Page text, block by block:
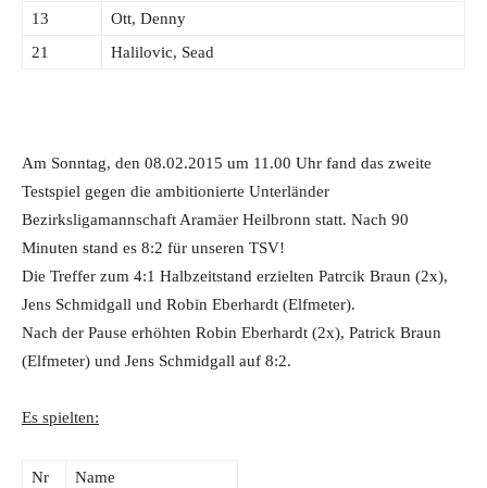
13
Ott, Denny
21
Halilovic, Sead
Am Sonntag, den 08.02.2015 um 11.00 Uhr fand das zweite
Testspiel gegen die ambitionierte Unterländer
Bezirksligamannschaft Aramäer Heilbronn statt. Nach 90
Minuten stand es 8:2 für unseren TSV!
Die Treffer zum 4:1 Halbzeitstand erzielten Patrcik Braun (2x),
Jens Schmidgall und Robin Eberhardt (Elfmeter).
Nach der Pause erhöhten Robin Eberhardt (2x), Patrick Braun
(Elfmeter) und Jens Schmidgall auf 8:2.
Es spielten:
Nr
Name